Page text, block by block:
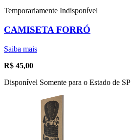
Temporariamente Indisponível
CAMISETA FORRÓ
Saiba mais
R$ 45,00
Disponível Somente para o Estado de SP